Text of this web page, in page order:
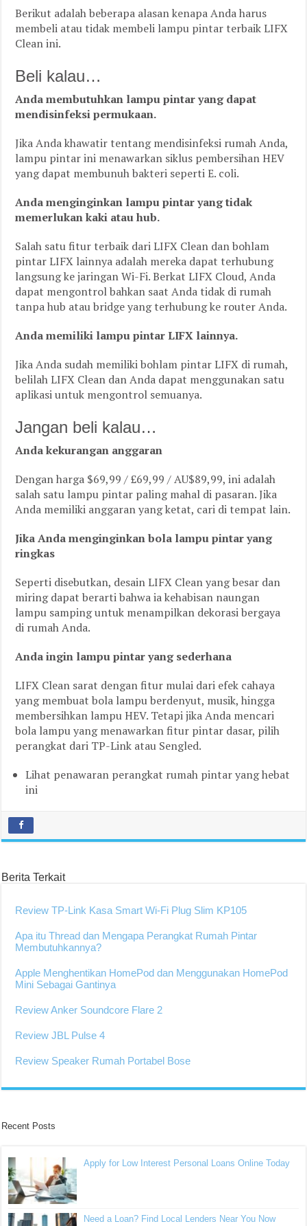
Berikut adalah beberapa alasan kenapa Anda harus
membeli atau tidak membeli lampu pintar terbaik LIFX
Clean ini.
Beli kalau…
Anda membutuhkan lampu pintar yang dapat
mendisinfeksi permukaan.
Jika Anda khawatir tentang mendisinfeksi rumah Anda,
lampu pintar ini menawarkan siklus pembersihan HEV
yang dapat membunuh bakteri seperti E. coli.
Anda menginginkan lampu pintar yang tidak
memerlukan kaki atau hub.
Salah satu fitur terbaik dari LIFX Clean dan bohlam
pintar LIFX lainnya adalah mereka dapat terhubung
langsung ke jaringan Wi-Fi. Berkat LIFX Cloud, Anda
dapat mengontrol bahkan saat Anda tidak di rumah
tanpa hub atau bridge yang terhubung ke router Anda.
Anda memiliki lampu pintar LIFX lainnya.
Jika Anda sudah memiliki bohlam pintar LIFX di rumah,
belilah LIFX Clean dan Anda dapat menggunakan satu
aplikasi untuk mengontrol semuanya.
Jangan beli kalau…
Anda kekurangan anggaran
Dengan harga $69,99 / £69,99 / AU$89,99, ini adalah
salah satu lampu pintar paling mahal di pasaran. Jika
Anda memiliki anggaran yang ketat, cari di tempat lain.
Jika Anda menginginkan bola lampu pintar yang
ringkas
Seperti disebutkan, desain LIFX Clean yang besar dan
miring dapat berarti bahwa ia kehabisan naungan
lampu samping untuk menampilkan dekorasi bergaya
di rumah Anda.
Anda ingin lampu pintar yang sederhana
LIFX Clean sarat dengan fitur mulai dari efek cahaya
yang membuat bola lampu berdenyut, musik, hingga
membersihkan lampu HEV. Tetapi jika Anda mencari
bola lampu yang menawarkan fitur pintar dasar, pilih
perangkat dari TP-Link atau Sengled.
Lihat penawaran perangkat rumah pintar yang hebat
ini
Berita Terkait
Review TP-Link Kasa Smart Wi-Fi Plug Slim KP105
Apa itu Thread dan Mengapa Perangkat Rumah Pintar
Membutuhkannya?
Apple Menghentikan HomePod dan Menggunakan HomePod
Mini Sebagai Gantinya
Review Anker Soundcore Flare 2
Review JBL Pulse 4
Review Speaker Rumah Portabel Bose
Recent Posts
Apply for Low Interest Personal Loans Online Today
Need a Loan? Find Local Lenders Near You Now